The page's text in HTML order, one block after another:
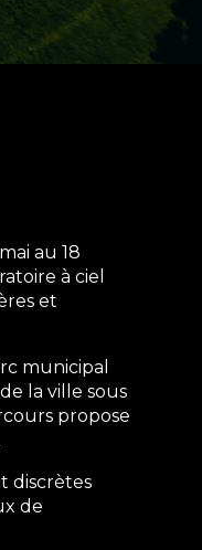
au 18
à ciel
et
municipal
la ville sous
propose
discrètes
de